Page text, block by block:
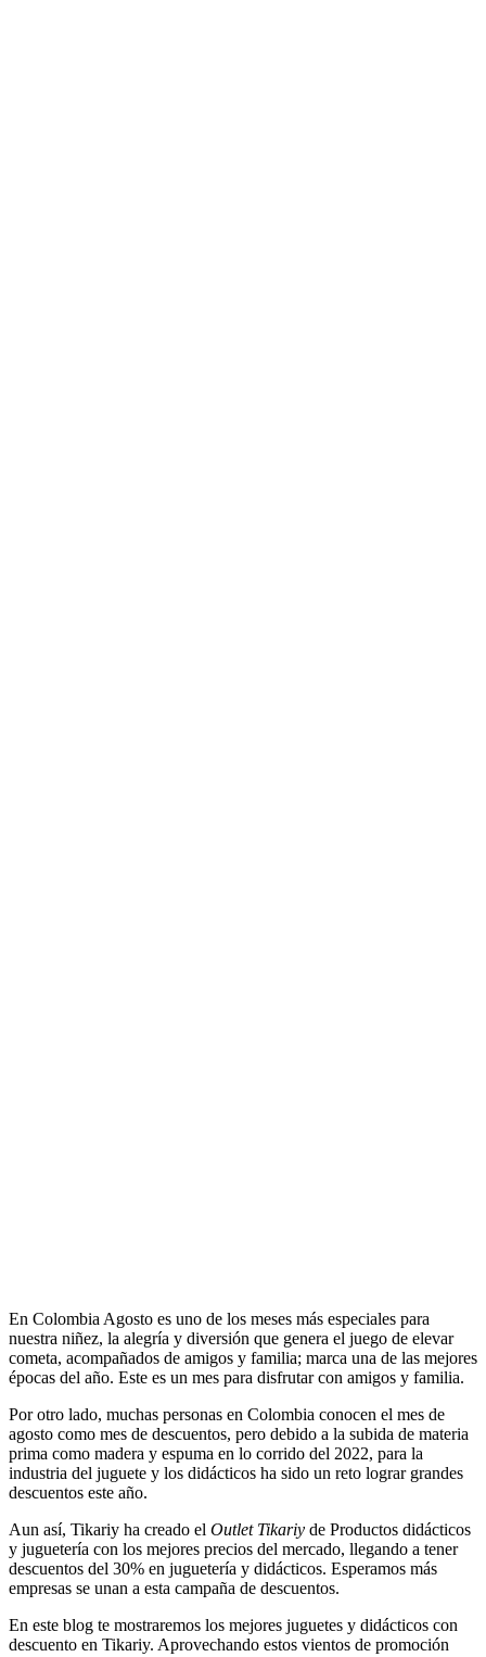
En Colombia Agosto es uno de los meses más especiales para
nuestra niñez, la alegría y diversión que genera el juego de elevar
cometa, acompañados de amigos y familia; marca una de las mejores
épocas del año. Este es un mes para disfrutar con amigos y familia.
Por otro lado, muchas personas en Colombia conocen el mes de
agosto como mes de descuentos, pero debido a la subida de materia
prima como madera y espuma en lo corrido del 2022, para la
industria del juguete y los didácticos ha sido un reto lograr grandes
descuentos este año.
Aun así, Tikariy ha creado el Outlet Tikariy de Productos didácticos
y juguetería con los mejores precios del mercado, llegando a tener
descuentos del 30% en juguetería y didácticos. Esperamos más
empresas se unan a esta campaña de descuentos.
En este blog te mostraremos los mejores juguetes y didácticos con
descuento en Tikariy. Aprovechando estos vientos de promoción